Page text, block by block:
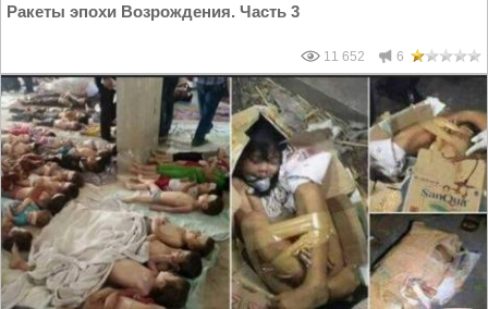
Ракеты эпохи Возрождения. Часть 3
11 652 6